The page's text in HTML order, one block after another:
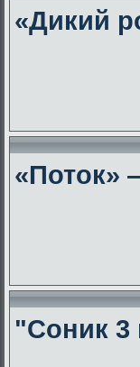
«Дикий
«Поток»
"Соник 3